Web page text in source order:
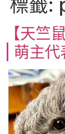
【天竺
| 萌主